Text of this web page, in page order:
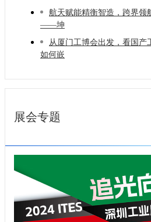
航天赋能精衡智造，跨界领
——坤
从厦门工博会出发，看国产
如何嵌
展会专题